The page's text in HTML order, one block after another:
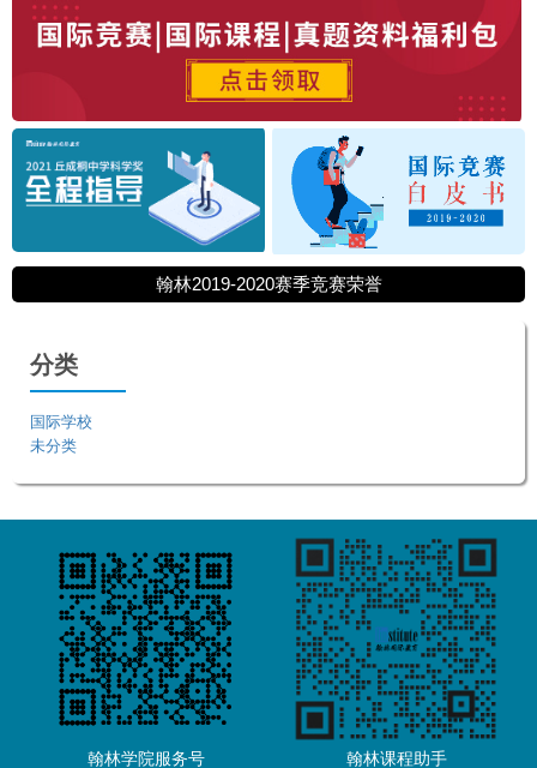
翰林2019-2020赛季竞赛荣誉
分类
国际学校
未分类
翰林学院服务号 翰林课程助手